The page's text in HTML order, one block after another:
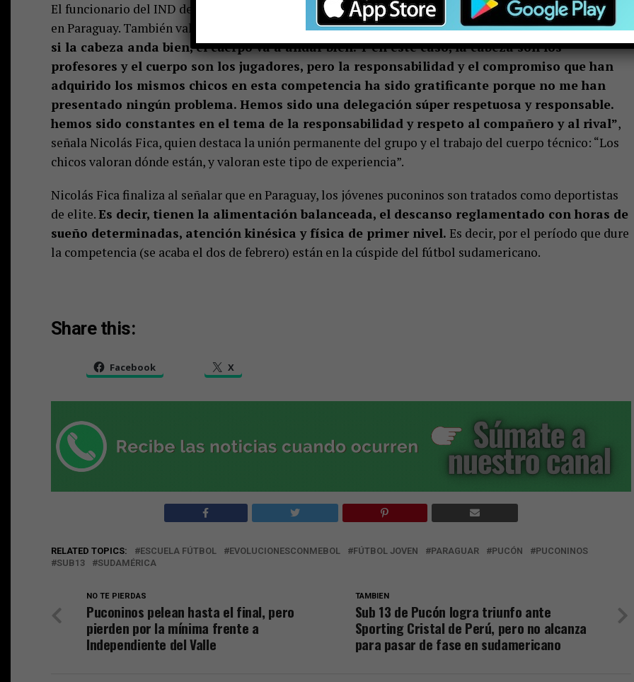
El funcionario del IND destaca además el comportamiento de los niños en el período de competencia
en Paraguay. También valora la responsabilidad y profesionalismo del cuerpo técnico.“Sabemos que
si la cabeza anda bien, el cuerpo va a andar bien. Y en este caso, la cabeza son los
profesores y el cuerpo son los jugadores, pero la responsabilidad y el compromiso que han
adquirido los mismos chicos en esta competencia ha sido gratificante porque no me han
presentado ningún problema. Hemos sido una delegación súper respetuosa y responsable.
hemos sido constantes en el tema de la responsabilidad y respeto al compañero y al rival”,
señala Nicolás Fica, quien destaca la unión permanente del grupo y el trabajo del cuerpo técnico: “Los
chicos valoran dónde están, y valoran este tipo de experiencia”.
Nicolás Fica finaliza al señalar que en Paraguay, los jóvenes puconinos son tratados como deportistas
de elite.Es decir, tienen la alimentación balanceada, el descanso reglamentado con horas de
sueño determinadas, atención kinésica y física de primer nivel. Es decir, por el período que dure
la competencia (se acaba el dos de febrero) están en la cúspide del fútbol sudamericano.
Share this:
Facebook X
RELATED TOPICS: ESCUELA FÚTBOL EVOLUCIONESCONMEBOL FÚTBOL JOVEN PARAGUAR PUCÓN
PUCONINOS
SUB13
SUDAMÉRICA
TAMBIEN
Sub 13 de Pucón logra triunfo ante
Sporting Cristal de Perú, pero no alcanza
para pasar de fase en sudamericano
NO TE PIERDAS
Puconinos pelean hasta el final, pero
pierden por la mínima frente a
Independiente del Valle